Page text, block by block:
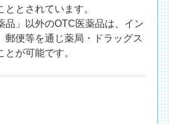
とされています。
品」以外のOTC医薬品は、イン
郵便等を通じ薬局・ドラッグス
とが可能です。